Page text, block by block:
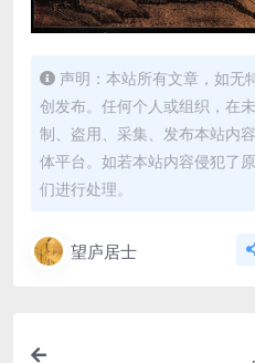
声明：本站所有文章，如无
创发布。任何个人或组织，在
制、盗用、采集、发布本站内
体平台。如若本站内容侵犯了
们进行处理。
望庐居士